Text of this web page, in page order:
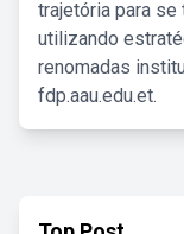
trajetória para se
utilizando
renomadas
fdp.aau.edu.et.